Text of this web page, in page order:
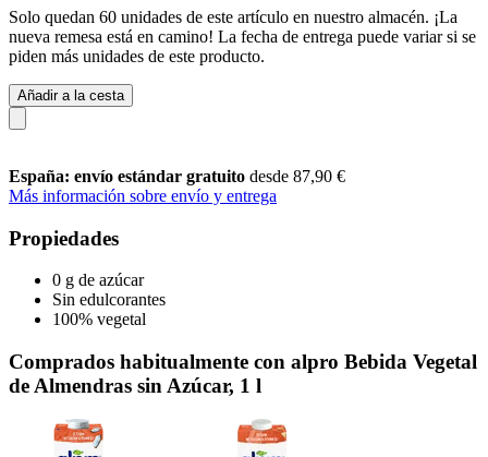
Solo quedan 60 unidades de este artículo en nuestro almacén. ¡La
nueva remesa está en camino! La fecha de entrega puede variar si se
piden más unidades de este producto.
Añadir a la cesta
España: envío estándar gratuito desde 87,90 €
Más información sobre envío y entrega
Propiedades
0 g de azúcar
Sin edulcorantes
100% vegetal
Comprados habitualmente con alpro Bebida Vegetal
de Almendras sin Azúcar, 1 l